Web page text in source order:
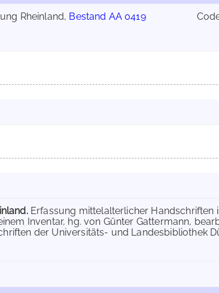
Rheinland, Bestand AA 0419
Erfassung mittelalterlicher Handschriften
Inventar, hg. von Günter Gattermann,
der Universitäts- und Landesbibliothek